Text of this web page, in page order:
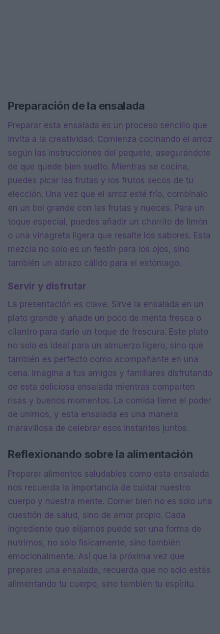
Preparación de la ensalada
Preparar esta ensalada es un proceso sencillo que
invita a la creatividad. Comienza cocinando el arroz
según las instrucciones del paquete, asegurándote
de que quede bien suelto. Mientras se cocina,
puedes picar las frutas y los frutos secos de tu
elección. Una vez que el arroz esté frío, combínalo
en un bol grande con las frutas y nueces. Para un
toque especial, puedes añadir un chorrito de limón
o una vinagreta ligera que resalte los sabores. Esta
mezcla no solo es un festín para los ojos, sino
también un abrazo cálido para el estómago.
Servir y disfrutar
La presentación es clave. Sirve la ensalada en un
plato grande y añade un poco de menta fresca o
cilantro para darle un toque de frescura. Este plato
no solo es ideal para un almuerzo ligero, sino que
también es perfecto como acompañante en una
cena. Imagina a tus amigos y familiares disfrutando
de esta deliciosa ensalada mientras comparten
risas y buenos momentos. La comida tiene el poder
de unirnos, y esta ensalada es una manera
maravillosa de celebrar esos instantes juntos.
Reflexionando sobre la alimentación
Preparar alimentos saludables como esta ensalada
nos recuerda la importancia de cuidar nuestro
cuerpo y nuestra mente. Comer bien no es solo una
cuestión de salud, sino de amor propio. Cada
ingrediente que elijamos puede ser una forma de
nutrirnos, no solo físicamente, sino también
emocionalmente. Así que la próxima vez que
prepares una ensalada, recuerda que no solo estás
alimentando tu cuerpo, sino también tu espíritu.